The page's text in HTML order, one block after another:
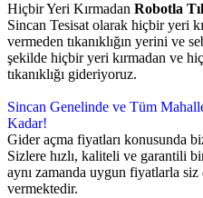
Hiçbir Yeri Kırmadan Robotla
Sincan Tesisat olarak hiçbir yeri
vermeden tıkanıklığın yerini ve
şekilde hiçbir yeri kırmadan ve
tıkanıklığı gideriyoruz.
Sincan Genelinde ve Tüm
Kadar!
Gider açma fiyatları konusunda
Sizlere hızlı, kaliteli ve garantili
aynı zamanda uygun fiyatlarla
vermektedir.